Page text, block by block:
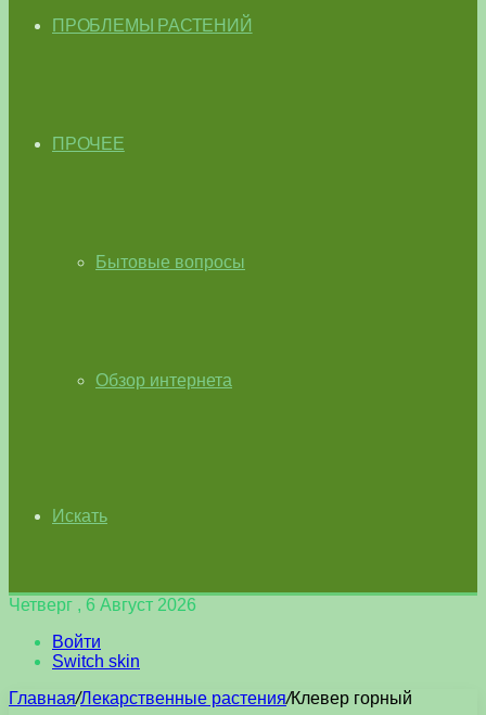
ПРОБЛЕМЫ РАСТЕНИЙ
ПРОЧЕЕ
Бытовые вопросы
Обзор интернета
Искать
Четверг , 6 Август 2026
Войти
Switch skin
Главная/Лекарственные растения/Клевер горный